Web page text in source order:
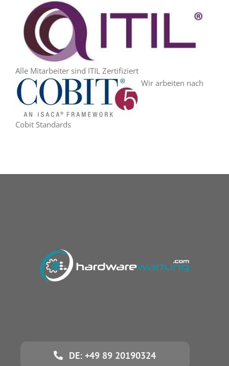
Alle Mitarbeiter sind ITIL Zertifiziert
Wir arbeiten nach
Cobit Standards
DE: +49 89 20190324